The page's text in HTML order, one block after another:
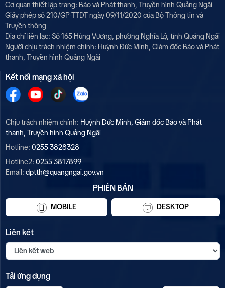
Cơ quan thiết lập trang: Báo và Phát thanh, Truyền hình Quảng Ngãi
Giấy phép số 210/GP-TTĐT ngày 09/11/2020 của Bộ Thông tin và
Truyền thông
Địa chỉ liên lạc: Số 165 Hùng Vương, phường Nghĩa Lộ, tỉnh Quảng Ngãi
Người chịu trách nhiệm chính: Huỳnh Đức Minh, Giám đốc Báo và Phát
thanh, Truyền hình Quảng Ngãi
Kết nối mạng xã hội
Chịu trách nhiệm chính: Huỳnh Đức Minh, Giám đốc Báo và Phát
thanh, Truyền hình Quảng Ngãi
Hotline: 0255 3828328
Hotline2: 0255 3817899
Email: dptth@quangngai.gov.vn
PHIÊN BẢN
MOBILE DESKTOP
Liên kết
Tải ứng dụng